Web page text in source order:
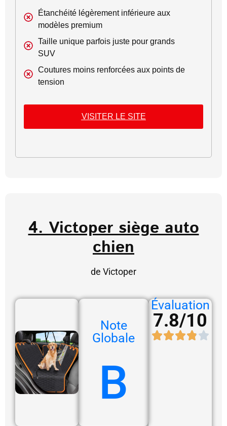
Étanchéité légèrement inférieure aux
modèles premium
Taille unique parfois juste pour grands
SUV
Coutures moins renforcées aux points de
tension
VISITER LE SITE
4. Victoper siège auto
chien
de Victoper
Note
Globale
B
Évaluation
7.8/10